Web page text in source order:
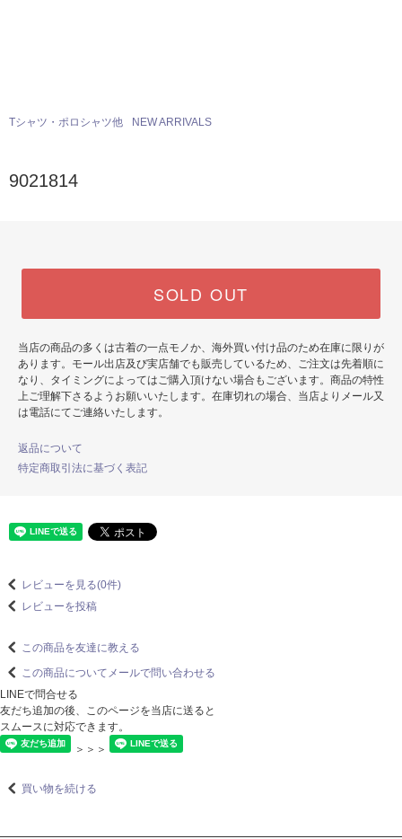
Tシャツ・ポロシャツ他 NEW ARRIVALS
9021814
SOLD OUT
当店の商品の多くは古着の一点モノか、海外買い付け品のため在庫に限りが
あります。モール出店及び実店舗でも販売しているため、ご注文は先着順に
なり、タイミングによってはご購入頂けない場合もございます。商品の特性
上ご理解下さるようお願いいたします。在庫切れの場合、当店よりメール又
は電話にてご連絡いたします。
返品について
特定商取引法に基づく表記
レビューを見る(0件)
レビューを投稿
この商品を友達に教える
この商品についてメールで問い合わせる
LINEで問合せる
友だち追加の後、このページを当店に送ると
スムースに対応できます。
＞＞＞
買い物を続ける